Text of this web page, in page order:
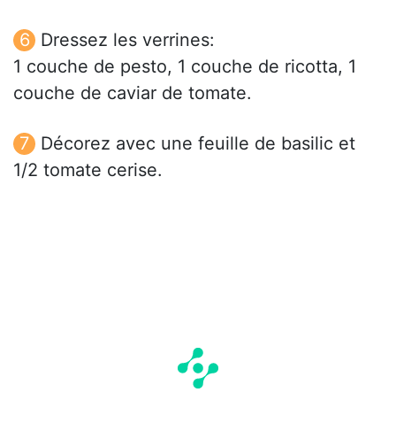
Dressez les verrines:
1 couche de pesto, 1 couche de ricotta, 1
couche de caviar de tomate.
Décorez avec une feuille de basilic et
1/2 tomate cerise.